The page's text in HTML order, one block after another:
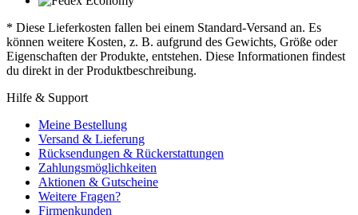
* Diese Lieferkosten fallen bei einem Standard-Versand an. Es
können weitere Kosten, z. B. aufgrund des Gewichts, Größe oder
Eigenschaften der Produkte, entstehen. Diese Informationen findest
du direkt in der Produktbeschreibung.
Hilfe & Support
Meine Bestellung
Versand & Lieferung
Rücksendungen & Rückerstattungen
Zahlungsmöglichkeiten
Aktionen & Gutscheine
Weitere Fragen?
Firmenkunden